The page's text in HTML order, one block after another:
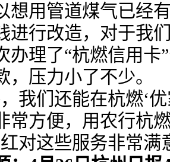
想用管道煤气已经
进行改造，对于我
办理了“杭燃信用卡
，压力小了不少。
们还能在杭燃‘优
常方便，用农行杭
对这些服务非常满